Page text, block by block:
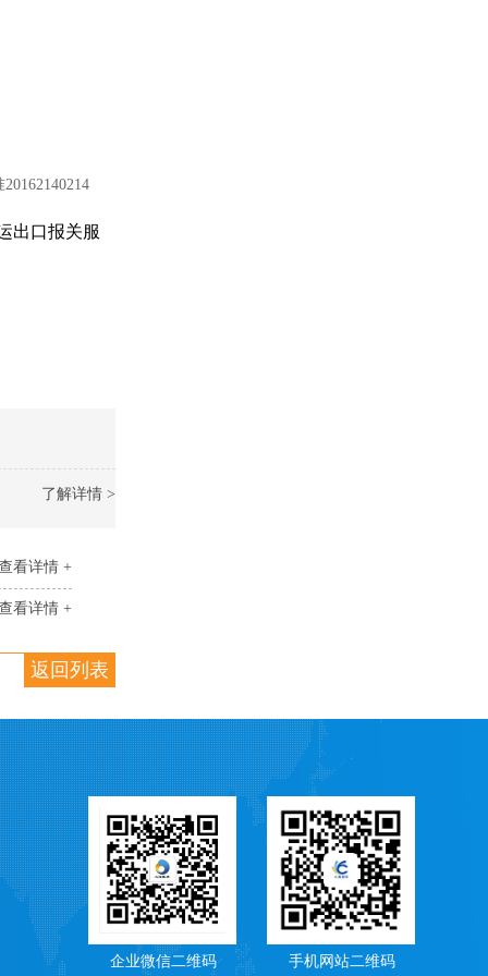
20162140214
出口报关服
了解详情 >
看详情 +
看详情 +
返回列表
企业微信二维码 手机网站二维码